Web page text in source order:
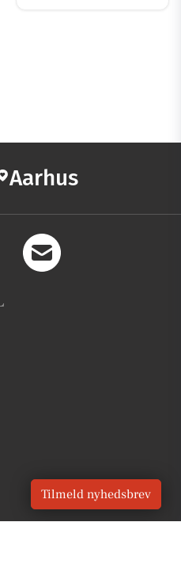
Aarhus
Tilmeld nyhedsbrev